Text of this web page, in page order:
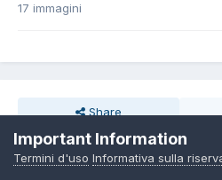
17 immagini
Share
Important Information
Termini d'uso Informativa sulla